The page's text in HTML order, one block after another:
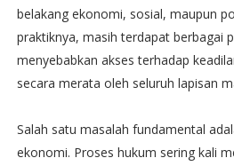
belakang ekonomi, sosial, maupun
praktiknya, masih terdapat berbagai
menyebabkan akses terhadap
secara merata oleh seluruh lapisan
Salah satu masalah fundamental
ekonomi. Proses hukum sering kali